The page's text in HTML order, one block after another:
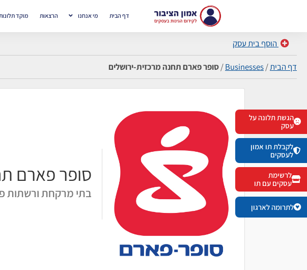
דף הבית מי אנחנו הרצאות מוקד
הוסף בית עסק
דף הבית/
Businesses
/סופר פארם תחנה מרכזית-ירושלים
סופר פארם
בתי מרקחת ורשתות
הגשת תלונה על
עסק
לקבלת תו אמון
לעסקים
לתרומה לארגון
לרשימת
עסקים עם תו